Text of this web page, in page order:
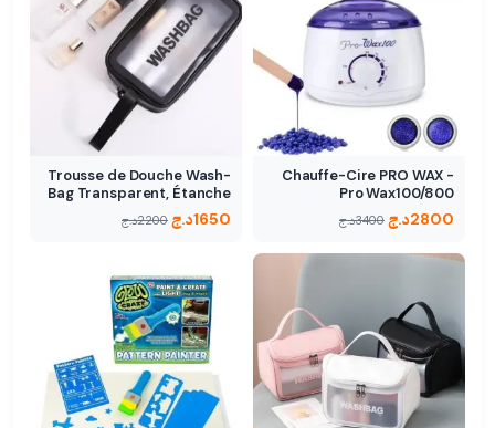
Chauffe-Cire PRO WAX -
Pro Wax100/800
2800د.ج 3400د.ج
Trousse de Douche Wash-
Bag Transparent, Étanche
1650د.ج 2200د.ج